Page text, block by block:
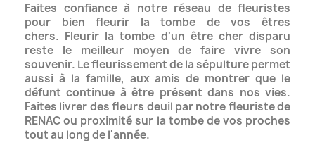
Faites confiance à notre réseau de fleuristes
pour bien fleurir la tombe de vos êtres
chers. Fleurir la tombe d'un être cher disparu
reste le meilleur moyen de faire vivre son
souvenir. Le fleurissement de la sépulture permet
aussi à la famille, aux amis de montrer que le
défunt continue à être présent dans nos vies.
Faites livrer des fleurs deuil par notre fleuriste de
RENAC ou proximité sur la tombe de vos proches
tout au long de l'année.